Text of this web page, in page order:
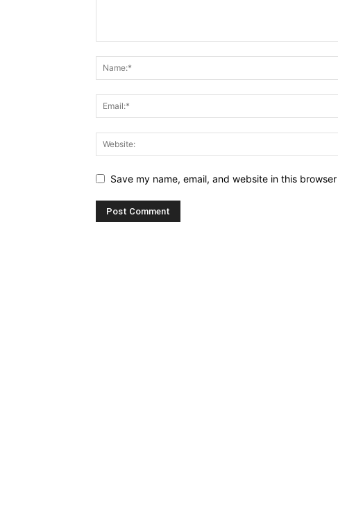
Save my name, email, and website in this